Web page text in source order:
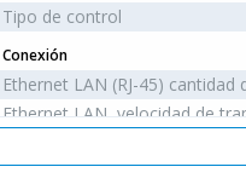
Tipo de control
Conexión
Ethernet LAN (RJ-45) cantidad
Ethernet LAN, velocidad de